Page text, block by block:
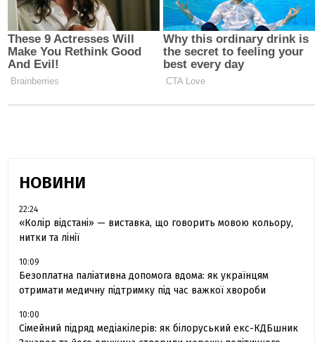
НОВИНИ
22:24
«Колір відстані» — виставка, що говорить мовою кольору,
нитки та лінії
10:09
Безоплатна паліативна допомога вдома: як українцям
отримати медичну підтримку під час важкої хвороби
10:00
Сімейний підряд медіакілерів: як білоруський екс-КДБшник